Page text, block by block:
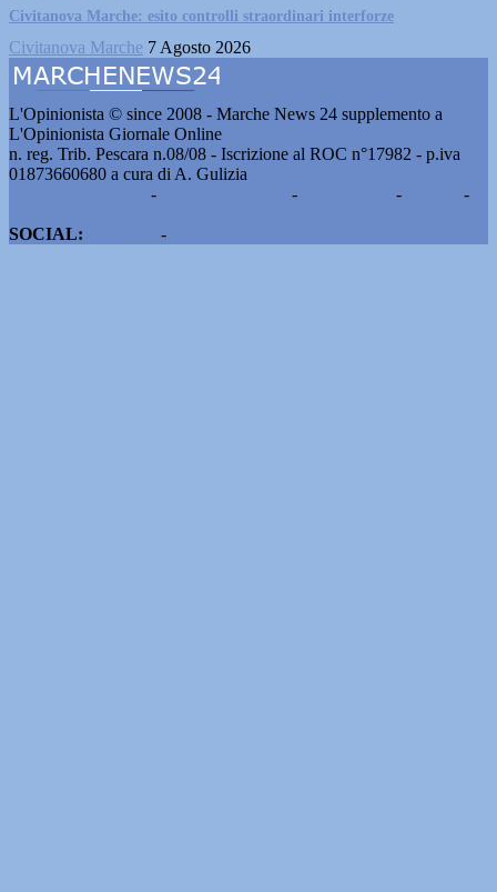
Civitanova Marche: esito controlli straordinari interforze
Civitanova Marche 7 Agosto 2026
L'Opinionista © since 2008 - Marche News 24 supplemento a
L'Opinionista Giornale Online
n. reg. Trib. Pescara n.08/08 - Iscrizione al ROC n°17982 - p.iva
01873660680 a cura di A. Gulizia
- - -
-
SOCIAL:
-